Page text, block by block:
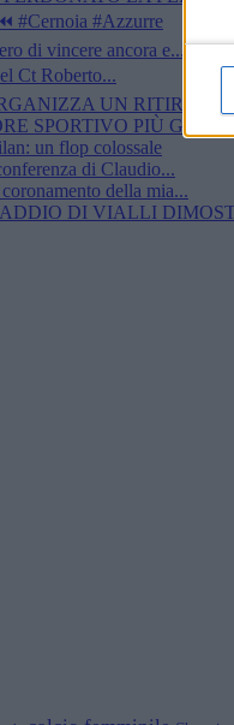
#Cernoia #Azzurre
di vincere ancora e...
Ct Roberto...
UN
SPORTIVO PIÙ
un flop colossale
di Claudio...
della mia...
DI VIALLI